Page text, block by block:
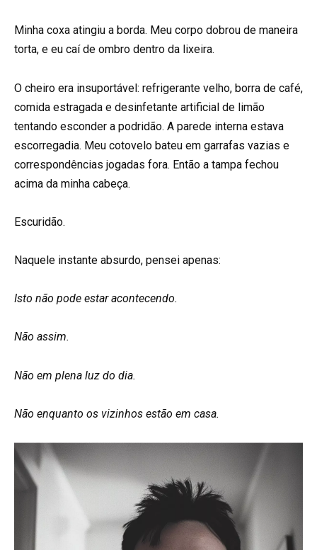
Minha coxa atingiu a borda. Meu corpo dobrou de maneira
torta, e eu caí de ombro dentro da lixeira.
O cheiro era insuportável: refrigerante velho, borra de café,
comida estragada e desinfetante artificial de limão
tentando esconder a podridão. A parede interna estava
escorregadia. Meu cotovelo bateu em garrafas vazias e
correspondências jogadas fora. Então a tampa fechou
acima da minha cabeça.
Escuridão.
Naquele instante absurdo, pensei apenas:
Isto não pode estar acontecendo.
Não assim.
Não em plena luz do dia.
Não enquanto os vizinhos estão em casa.